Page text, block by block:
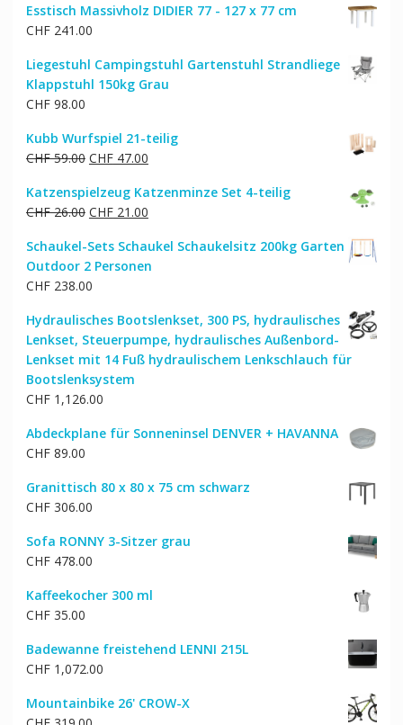
Esstisch Massivholz DIDIER 77 - 127 x 77 cm
CHF241.00
Liegestuhl Campingstuhl Gartenstuhl Strandliege
Klappstuhl 150kg Grau
CHF98.00
Kubb Wurfspiel 21-teilig
CHF59.00 Ursprünglicher
war:
CHF 59.00
CHF47.00Aktueller
ist:
CHF 47.00.
Katzenspielzeug Katzenminze Set 4-teilig
CHF26.00 Ursprünglicher
war:
CHF 26.00
CHF21.00Aktueller
ist:
CHF 21.00.
Schaukel-Sets Schaukel Schaukelsitz 200kg Garten
Outdoor 2 Personen
CHF238.00
Hydraulisches Bootslenkset, 300 PS, hydraulisches
Lenkset, Steuerpumpe, hydraulisches Außenbord-
Lenkset mit 14 Fuß hydraulischem Lenkschlauch für
Bootslenksystem
CHF1,126.00
Abdeckplane für Sonneninsel DENVER + HAVANNA
CHF89.00
Granittisch 80 x 80 x 75 cm schwarz
CHF306.00
Sofa RONNY 3-Sitzer grau
CHF478.00
Kaffeekocher 300 ml
CHF35.00
Badewanne freistehend LENNI 215L
CHF1,072.00
Mountainbike 26' CROW-X